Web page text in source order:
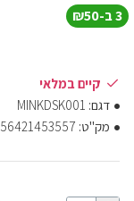
3 ב-₪50
קיים במלאי
דגם: MINKDSK001
מק"ט: